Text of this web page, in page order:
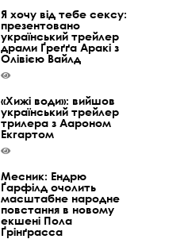
Я хочу від тебе сексу:
презентовано
український трейлер
драми Ґреґґа Аракі з
Олівією Вайлд
«Хижі води»: вийшов
український трейлер
трилера з Аароном
Екгартом
Месник: Ендрю
Ґарфілд очолить
масштабне народне
повстання в новому
екшені Пола
Ґрінґрасса